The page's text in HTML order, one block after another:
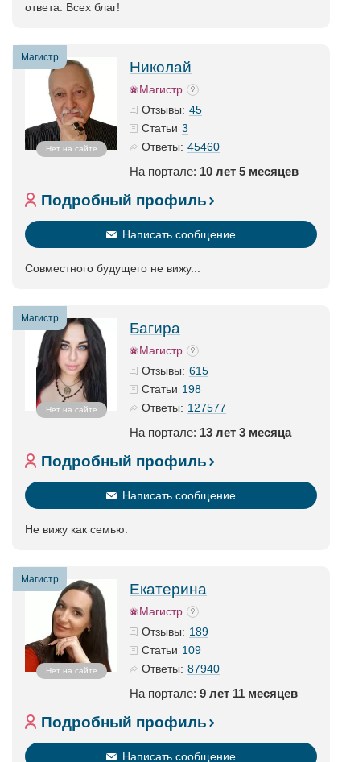
ответа. Всех благ!
Магистр
Нет на сайте
Николай
Магистр
Отзывы: 45
Статьи 3
Ответы: 45460
На портале: 10 лет 5 месяцев
Подробный профиль
Написать сообщение
Совместного будущего не вижу...
Магистр
Нет на сайте
Багира
Магистр
Отзывы: 615
Статьи 198
Ответы: 127577
На портале: 13 лет 3 месяца
Подробный профиль
Написать сообщение
Не вижу как семью.
Магистр
Нет на сайте
Екатерина
Магистр
Отзывы: 189
Статьи 109
Ответы: 87940
На портале: 9 лет 11 месяцев
Подробный профиль
Написать сообщение